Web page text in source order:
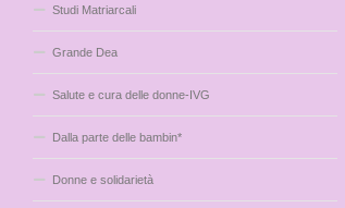
Studi Matriarcali
Grande Dea
Salute e cura delle donne-IVG
Dalla parte delle bambin*
Donne e solidarietà